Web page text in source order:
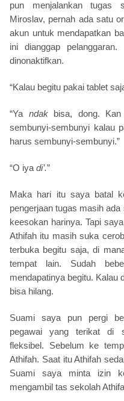
pun menjalankan tugas
Miroslav, pernah ada satu
akun untuk mendapatkan
ini dianggap
dinonaktifkan.
“Kalau begitu pakai tablet
“Ya ndak bisa, dong. Kan
sembunyi-sembunyi kalau
harus sembunyi-sembunyi.”
“O iya di’.”
Maka hari itu saya batal
pengerjaan tugas masih
keesokan harinya. Tapi
Athifah itu masih suka
terbuka begitu saja, di
tempat lain. Sudah
mendapatinya begitu. Kalau
bisa hilang.
Suami saya pun pergi
pegawai yang terikat di
fleksibel. Sebelum ke
Athifah. Saat itu Athifah
Suami saya minta izin
mengambil tas sekolah